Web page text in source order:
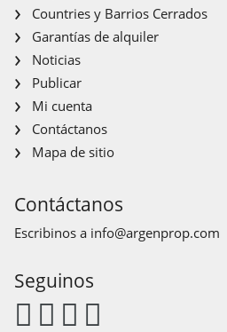
Countries y Barrios Cerrados
Garantías de alquiler
Noticias
Publicar
Mi cuenta
Contáctanos
Mapa de sitio
Contáctanos
Escribinos a info@argenprop.com
Seguinos